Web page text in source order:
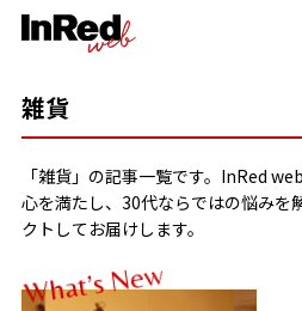
雑貨
「雑貨」の記事一覧です。InRed
心を満たし、30代ならではの悩みを
クトしてお届けします。
What’sNew